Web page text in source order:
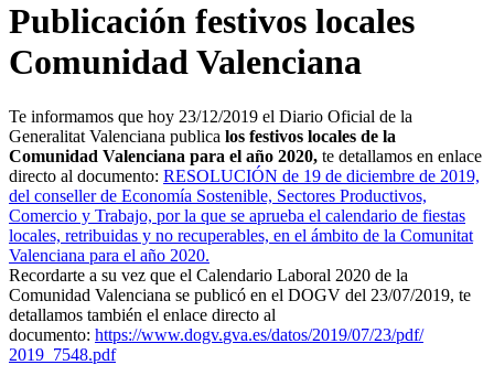
Publicación festivos locales
Comunidad Valenciana
Te informamos que hoy 23/12/2019 el Diario Oficial de la
Generalitat Valenciana publica los festivos locales de la
Comunidad Valenciana para el año 2020, te detallamos en enlace
directo al documento: RESOLUCIÓN de 19 de diciembre de 2019,
del conseller de Economía Sostenible, Sectores Productivos,
Comercio y Trabajo, por la que se aprueba el calendario de fiestas
locales, retribuidas y no recuperables, en el ámbito de la Comunitat
Valenciana para el año 2020.
Recordarte a su vez que el Calendario Laboral 2020 de la
Comunidad Valenciana se publicó en el DOGV del 23/07/2019, te
detallamos también el enlace directo al
documento: https://www.dogv.gva.es/datos/2019/07/23/pdf/
2019_7548.pdf